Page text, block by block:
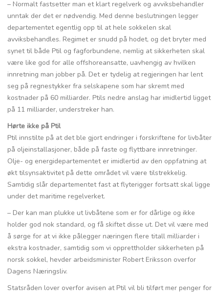
– Normalt fastsetter man et klart regelverk og avviksbehandler
unntak der det er nødvendig. Med denne beslutningen legger
departementet egentlig opp til at hele sokkelen skal
avviksbehandles. Regimet er snudd på hodet, og det bryter med
synet til både Ptil og fagforbundene, nemlig at sikkerheten skal
være like god for alle offshoreansatte, uavhengig av hvilken
innretning man jobber på. Det er tydelig at regjeringen har lent
seg på regnestykker fra selskapene som har skremt med
kostnader på 60 milliarder. Ptils nedre anslag har imidlertid ligget
på 11 milliarder, understreker han.
Hørte ikke på Ptil
Ptil innstilte på at det ble gjort endringer i forskriftene for livbåter
på oljeinstallasjoner, både på faste og flyttbare innretninger.
Olje- og energidepartementet er imidlertid av den oppfatning at
økt tilsynsaktivitet på dette området vil være tilstrekkelig.
Samtidig slår departementet fast at flyterigger fortsatt skal ligge
under det maritime regelverket.
– Der kan man plukke ut livbåtene som er for dårlige og ikke
holder god nok standard, og få skiftet disse ut. Det vil være med
å sørge for at vi ikke pålegger næringen flere titall milliarder i
ekstra kostnader, samtidig som vi opprettholder sikkerheten på
norsk sokkel, hevder arbeidsminister Robert Eriksson overfor
Dagens Næringsliv.
Statsråden lover overfor avisen at Ptil vil bli tilført mer penger for